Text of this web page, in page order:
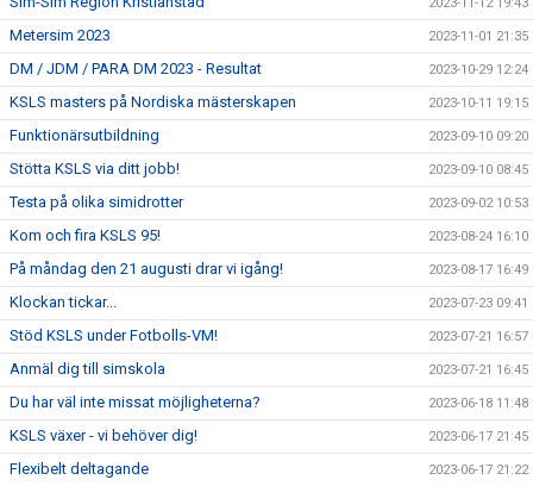
Metersim 2023 2023-11-01 21:35
DM / JDM / PARA DM 2023 - Resultat 2023-10-29 12:24
KSLS masters på Nordiska mästerskapen 2023-10-11 19:15
Funktionärsutbildning 2023-09-10 09:20
Stötta KSLS via ditt jobb! 2023-09-10 08:45
Testa på olika simidrotter 2023-09-02 10:53
Kom och fira KSLS 95! 2023-08-24 16:10
På måndag den 21 augusti drar vi igång! 2023-08-17 16:49
Klockan tickar... 2023-07-23 09:41
Stöd KSLS under Fotbolls-VM! 2023-07-21 16:57
Anmäl dig till simskola 2023-07-21 16:45
Du har väl inte missat möjligheterna? 2023-06-18 11:48
KSLS växer - vi behöver dig! 2023-06-17 21:45
Flexibelt deltagande 2023-06-17 21:22